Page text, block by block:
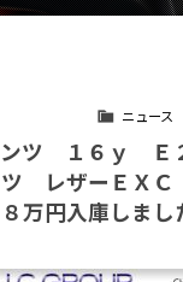
ニュース
ンツ １６ｙ Ｅ
レザーＥＸ
万円入庫しまし